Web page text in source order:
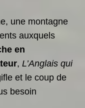
une montagne
auxquels
en
, L’Anglais qui
et le coup de
besoin